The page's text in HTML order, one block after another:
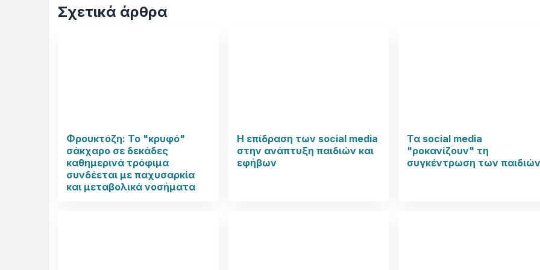
Σχετικά άρθρα
Φρουκτόζη: Το "κρυφό"
σάκχαρο σε δεκάδες
καθημερινά τρόφιμα
συνδέεται με παχυσαρκία
και μεταβολικά νοσήματα
Η επίδραση των social media
στην ανάπτυξη παιδιών και
εφήβων
Τα social media
"ροκανίζουν" τη
συγκέντρωση των